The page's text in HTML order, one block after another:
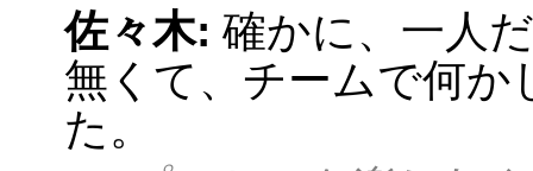
佐々木: 確かに、一人
無くて、チームで何
た。